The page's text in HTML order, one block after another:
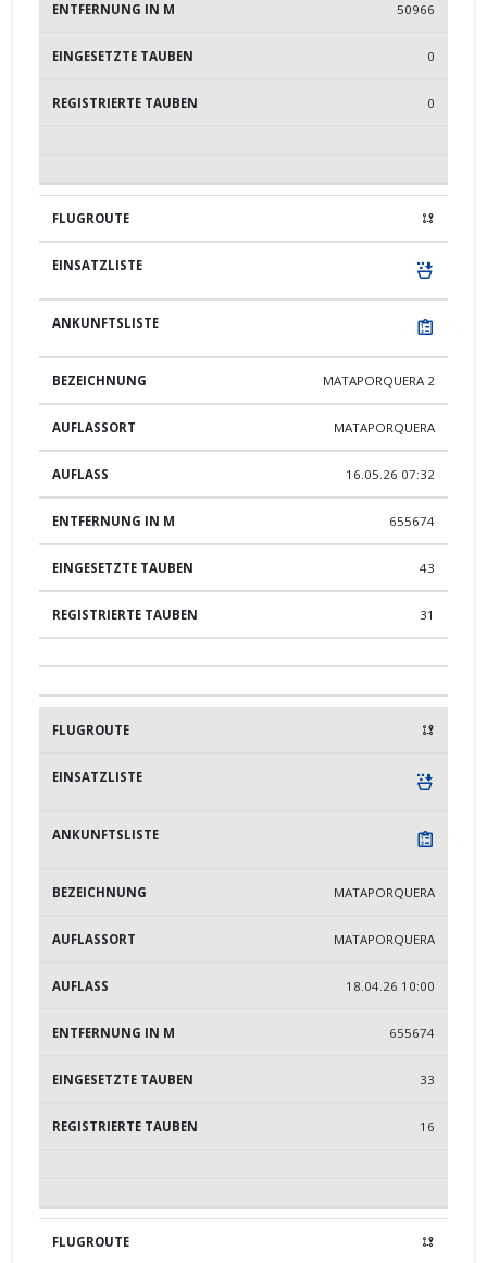
50966
0
0
MATAPORQUERA 2
MATAPORQUERA
16.05.26 07:32
655674
43
31
MATAPORQUERA
MATAPORQUERA
18.04.26 10:00
655674
33
16